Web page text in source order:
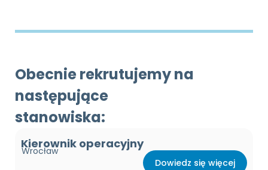
Obecnie rekrutujemy na
następujące
stanowiska:
Kierownik operacyjny
Wrocław
Dowiedz się więcej